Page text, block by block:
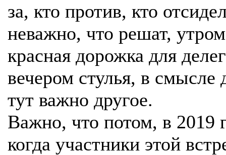
за, кто против, кто
неважно, что решат, утром
красная дорожка для
вечером стулья, в смысле
тут важно другое.
Важно, что потом, в 2019
когда участники этой